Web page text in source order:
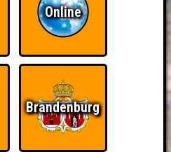
Online
Brandenburg